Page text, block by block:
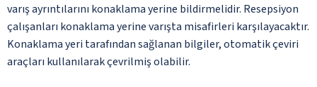
varış ayrıntılarını konaklama yerine bildirmelidir. Resepsiyon
çalışanları konaklama yerine varışta misafirleri karşılayacaktır.
Konaklama yeri tarafından sağlanan bilgiler, otomatik çeviri
araçları kullanılarak çevrilmiş olabilir.